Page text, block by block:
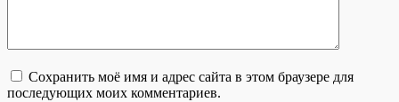
Сохранить моё имя и адрес сайта в этом браузере для
последующих моих комментариев.